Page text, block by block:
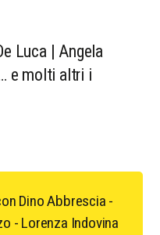
Luca | Angela
e molti altri i
Dino Abbrescia -
- Lorenza Indovina